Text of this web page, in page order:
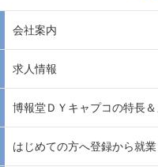
会社案内
求人情報
博報堂ＤＹキャプコの特長＆
はじめての方へ登録から就